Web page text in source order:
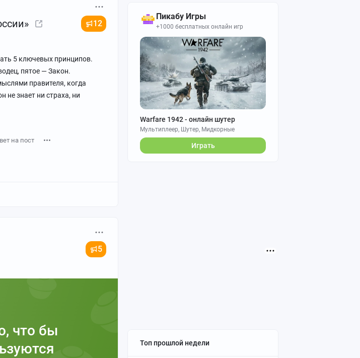
Пикабу Игры
+1000 бесплатных онлайн игр
Warfare 1942 - онлайн шутер
Мультиплеер, Шутер, Мидкорные
Играть
Топ прошлой недели
12
5 ключевых принципов.
пятое — Закон.
правителя, когда
не знает ни страха, ни
на пост
5
что бы